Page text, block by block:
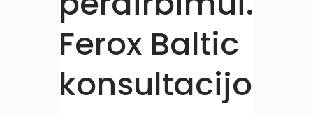
Ferox Baltic
konsultacijo